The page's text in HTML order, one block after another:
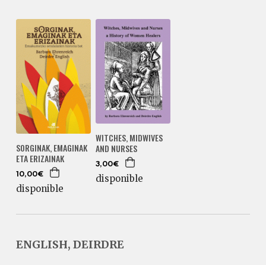
SORGINAK, EMAGINAK
ETA ERIZAINAK
10,00€
disponible
WITCHES, MIDWIVES
AND NURSES
3,00€
disponible
ENGLISH, DEIRDRE